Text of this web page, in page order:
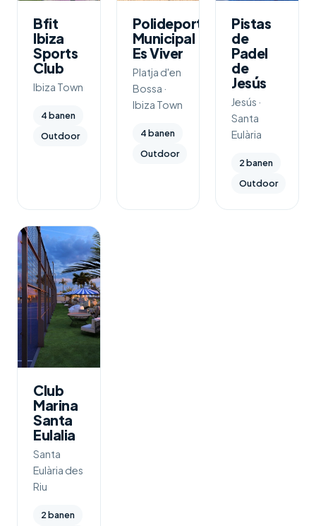
Bfit
Ibiza
Sports
Club
Ibiza Town
4 banen
Outdoor
Polideportivo
Municipal
Es Viver
Platja d'en
Bossa ·
Ibiza Town
4 banen
Outdoor
Pistas
de
Padel
de
Jesús
Jesús ·
Santa
Eulària
2 banen
Outdoor
Club
Marina
Santa
Eulalia
Santa
Eulària des
Riu
2 banen